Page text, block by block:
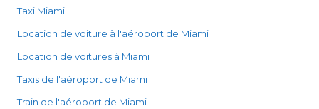
Taxi Miami
Location de voiture à l'aéroport de Miami
Location de voitures à Miami
Taxis de l'aéroport de Miami
Train de l'aéroport de Miami